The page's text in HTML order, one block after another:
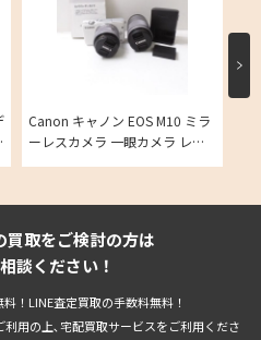
Canon キャノン EOS M10 ミラ
ーレスカメラ 一眼カメラ レン
買取をご検討の方は
談ください！
！LINE査定買取の手数料無料！
用の上､宅配買取サービスをご利用くださ